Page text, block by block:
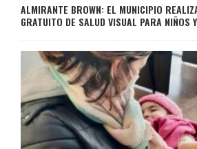
ALMIRANTE BROWN: EL MUNICIPIO
GRATUITO DE SALUD VISUAL PARA NIÑOS